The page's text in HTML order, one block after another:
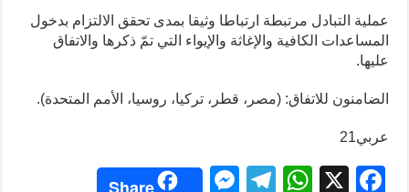
عملية التبادل مرتبطة ارتباطا وثيقا بمدى تحقق الالتزام بدخول
المساعدات الكافية والإغاثة والإيواء التي تمّ ذكرها والاتفاق
عليها.
الضامنون للاتفاق: (مصر، قطر، تركيا، روسيا، الأمم المتحدة).
عربي21
F
X
W
T
M